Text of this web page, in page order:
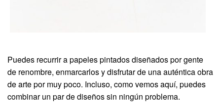
Puedes recurrir a papeles pintados diseñados por gente
de renombre, enmarcarlos y disfrutar de una auténtica obra
de arte por muy poco. Incluso, como vemos aquí, puedes
combinar un par de diseños sin ningún problema.